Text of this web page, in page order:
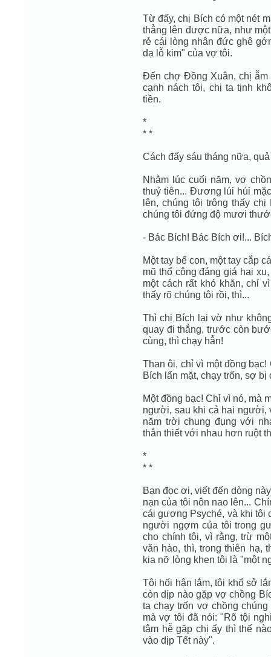
Từ đấy, chị Bích có một nét
thẳng lên được nữa, như
rẻ cái lòng nhân đức ghê
dạ lỗ kim" của vợ tôi.
Đến chợ Đồng Xuân, chị ẵm
cạnh nách tôi, chị ta tịnh
tiền.
*
* *
Cách đấy sáu tháng nữa,
Nhằm lúc cuối năm, vợ
thuỷ tiên... Đương lúi húi
lên, chúng tôi trông thấy
chúng tôi đứng độ mươi
- Bác Bích! Bác Bích ơi!...
Một tay bế con, một tay cắp
mũ thổ công đáng giá hai
một cách rất khó khăn, chỉ
thấy rõ chúng tôi rồi, thì...
Thì chị Bích lại vờ như
quay đi thẳng, trước còn
cùng, thì chạy hẳn!
Than ôi, chỉ vì một đồng
Bích lẩn mặt, chạy trốn, sợ bị
Một đồng bạc! Chỉ vì nó, mà
người, sau khi cả hai người,
năm trời chung đụng với
thân thiết với nhau hơn ruột
*
* *
Bạn đọc ơi, viết đến dòng
nạn của tôi nôn nao lên...
cái gương Psyché, và khi tôi
người ngợm của tôi trong
cho chính tôi, vì rằng, trừ
văn hào, thì, trong thiên hạ,
kia nỡ lòng khen tôi là "một
Tôi hối hận lắm, tôi khổ sở
còn dịp nào gặp vợ chồng
ta chạy trốn vợ chồng
mà vợ tôi đã nói: "Rõ tội
tâm hễ gặp chị ấy thì thế
vào dịp Tết này".